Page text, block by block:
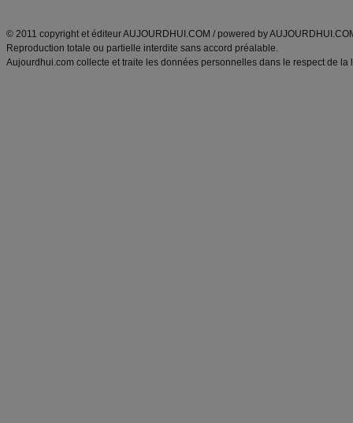
© 2011 copyright et éditeur AUJOURDHUI.COM / powered by
Reproduction totale ou partielle interdite sans accord préalable.
Aujourdhui.com collecte et traite les données personnelles dans le respect de